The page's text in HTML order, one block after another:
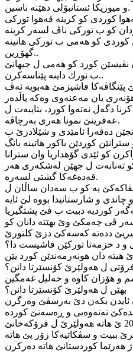
و میوزیكا ئستانبۆلی دهێنه‌ ناسین.
كوردی كو هه‌می ب توركی هاتینه‌
گهۆڕین..
نڤیسێن كورد كو هه‌می ل جیهانێ
ب تورك داینه‌ پێناسه‌كرن..
پێنگاڤه‌كا فاشیزمێ هه‌بویه‌ ئه‌ڤ
یان مه‌عنه‌وی وه‌كه‌ پاڵده‌ر
دگه‌ل نه‌ته‌وا كورد، بتایبه‌ت ل
عه‌فرینێ نمونا هه‌ری به‌رچاڤه‌.
ده‌ڤه‌را ئامێدی و شێلادزێ ب
كوردێن باكور هاتینه‌ بانگ
كو ئێدی گۆهداریا وان سترانا
ته‌نانه‌ت ل جهێن له‌شكه‌ری هه‌ر
قه‌ده‌غه‌كا گشتی لسه‌ره‌.
یه‌ كو ب سه‌دان ساڵان ل
چاندی و شارستانیدا بووه‌ لێ ئایه‌
كوردیه‌ دبیت ب ڤێ پشتگیریا
ڤی چه‌مكێ وێ بهێته‌ دانان كو
دده‌ته‌ كه‌سه‌كێ دزێ كلتورێ
و د خزمه‌تا توركێن فاشیست دا؟
دان هونه‌رمه‌ندێن كورد یێن
ل هه‌ولێرێ كۆنسێرتا دانن؟
و هۆزان كاوه‌ و خه‌لیل غه‌مگین
بهێن ل هه‌ولێرێ كۆنسێرتا دانن؟
نه‌ته‌وه‌یی و ڕه‌سه‌نێ كورده‌
ب مه‌ره‌ما كۆنسێرته‌كێ ل 2017 ێ هاته‌ هه‌ولێرێ ل فرۆكه‌خانێ
ببیت و سڤكاتیه‌كا زۆر پێ هاته‌